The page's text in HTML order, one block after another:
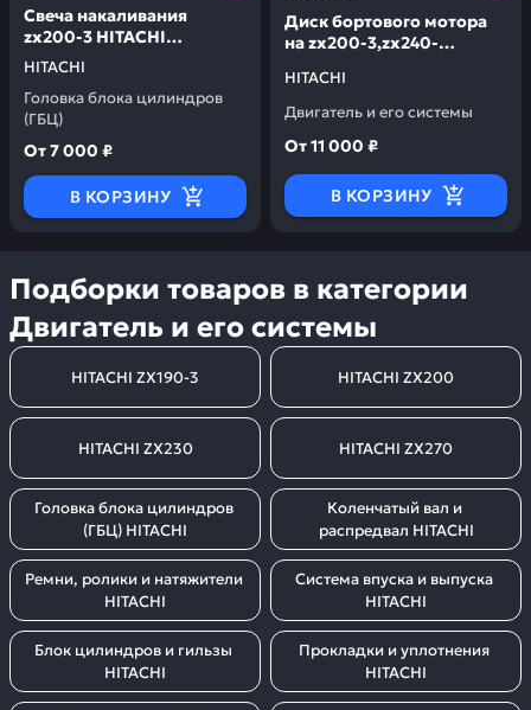
HITACHI
Свеча накаливания
zx200-3 HITACHI
8943907775
Головка блока цилиндров
(ГБЦ)
От7 000 ₽
В КОРЗИНУ
HITACHI
Диск бортового мотора
на zx200-3,zx240-
2050565
Двигатель и его системы
От11 000 ₽
В КОРЗИНУ
Подборки товаров в категории
Двигатель и его системы
HITACHI ZX190-3 HITACHI ZX200
HITACHI ZX230 HITACHI ZX270
Головка блока цилиндров
(ГБЦ) HITACHI
Коленчатый вал и
распредвал HITACHI
Ремни, ролики и натяжители
HITACHI
Система впуска и выпуска
HITACHI
Блок цилиндров и гильзы
HITACHI
Прокладки и уплотнения
HITACHI